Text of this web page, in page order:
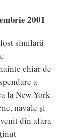
2001
similară
chiar de
a
la New York
navale și
din afara